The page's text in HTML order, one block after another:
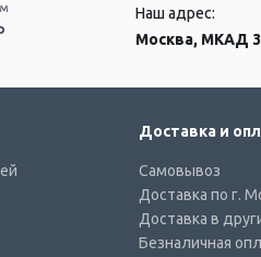
Наш адрес:
Москва, МКАД
Доставка и
Самовывоз
Доставка по г.
Доставка в
Безналичная